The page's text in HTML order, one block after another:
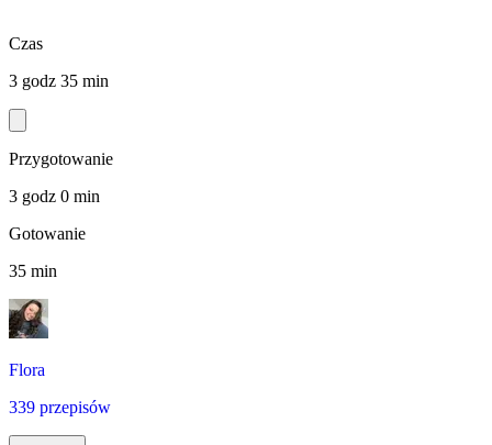
Czas
3 godz 35 min
Przygotowanie
3 godz 0 min
Gotowanie
35 min
Flora
339 przepisów